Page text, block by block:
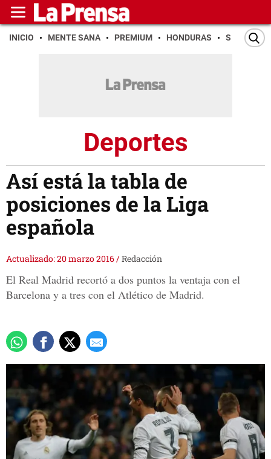
INICIO MENTE SANA PREMIUM HONDURAS SAN PEDRO
Deportes
Así está la tabla de
posiciones de la Liga
española
Actualizado: 20 marzo 2016/Redacción
El Real Madrid recortó a dos puntos la ventaja con el
Barcelona y a tres con el Atlético de Madrid.